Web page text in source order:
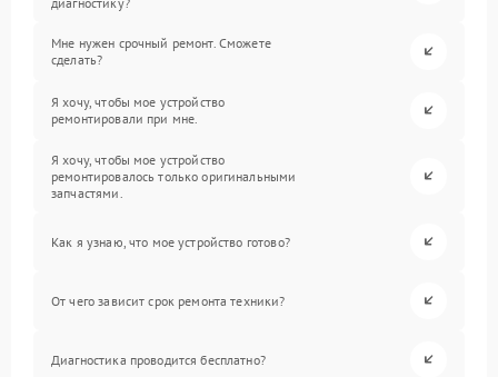
Мне нужен срочный ремонт. Сможете
сделать?
Я хочу, чтобы мое устройство
ремонтировали при мне.
Я хочу, чтобы мое устройство
ремонтировалось только оригинальными
запчастями.
Как я узнаю, что мое устройство готово?
От чего зависит срок ремонта техники?
Диагностика проводится бесплатно?